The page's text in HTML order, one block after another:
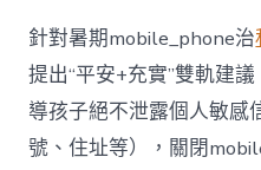
針對暑期mobile_phone治
提出“平安+充實”雙軌建
導孩子絕不泄露個人敏感
號、住址等），關閉